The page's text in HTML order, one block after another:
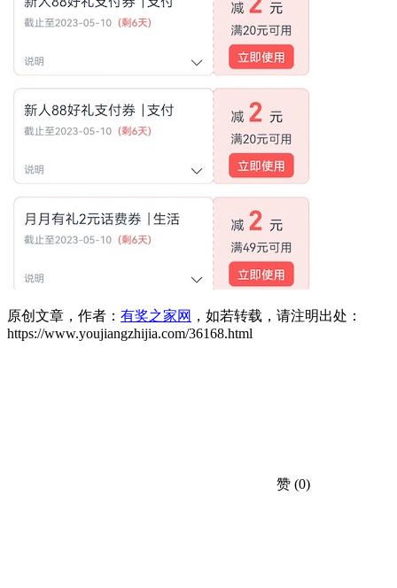
原创文章，作者： 有奖之家网 ，如若转载，请注明出处：
https://www.youjiangzhijia.com/36168.html
赞 (0)